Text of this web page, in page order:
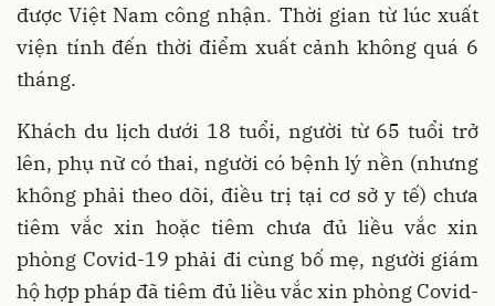
được Việt Nam công nhận. Thời gian từ lúc xuất
viện tính đến thời điểm xuất cảnh không quá 6
tháng.
Khách du lịch dưới 18 tuổi, người từ 65 tuổi trở
lên, phụ nữ có thai, người có bệnh lý nền (nhưng
không phải theo dõi, điều trị tại cơ sở y tế) chưa
tiêm vắc xin hoặc tiêm chưa đủ liều vắc xin
phòng Covid-19 phải đi cùng bố mẹ, người giám
hộ hợp pháp đã tiêm đủ liều vắc xin phòng Covid-